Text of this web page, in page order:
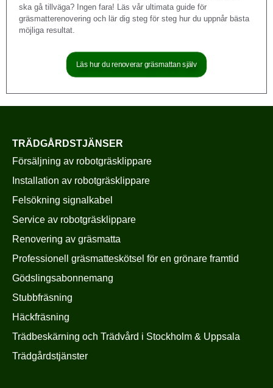
ska gå tillväga? Ingen fara! Läs vår ultimata guide för
gräsmatterenovering och lär dig steg för steg hur du uppnår bästa
möjliga resultat.
Läs hur du renoverar gräsmattan själv
TRÄDGÅRDSTJÄNSER
Försäljning av robotgräsklippare
Installation av robotgräsklippare
Felsökning signalkabel
Service av robotgräsklippare
Renovering av gräsmatta
Professionell gräsmatteskötsel för en grönare framtid
Gödslingsabonnemang
Stubbfräsning
Häckfräsning
Trädbeskärning och Trädvård i Stockholm & Uppsala
Trädgårdstjänster